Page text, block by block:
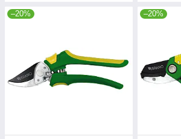
–20% –20%